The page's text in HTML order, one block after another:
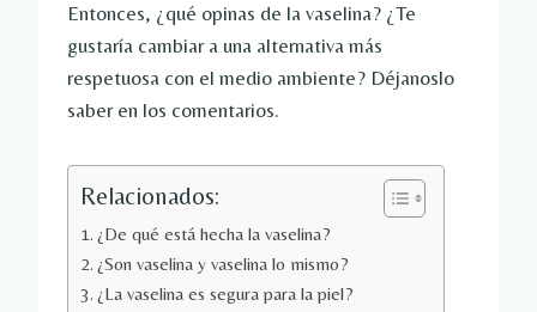
Entonces, ¿qué opinas de la vaselina? ¿Te
gustaría cambiar a una alternativa más
respetuosa con el medio ambiente? Déjanoslo
saber en los comentarios.
Relacionados:
¿De qué está hecha la vaselina?
¿Son vaselina y vaselina lo mismo?
¿La vaselina es segura para la piel?